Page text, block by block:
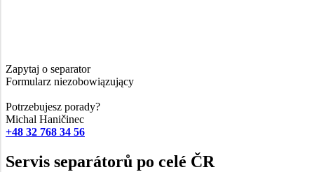
Zapytaj o separator
Formularz niezobowiązujący
Potrzebujesz porady?
Michal Haničinec
+48 32 768 34 56
Servis separátorů po celé ČR